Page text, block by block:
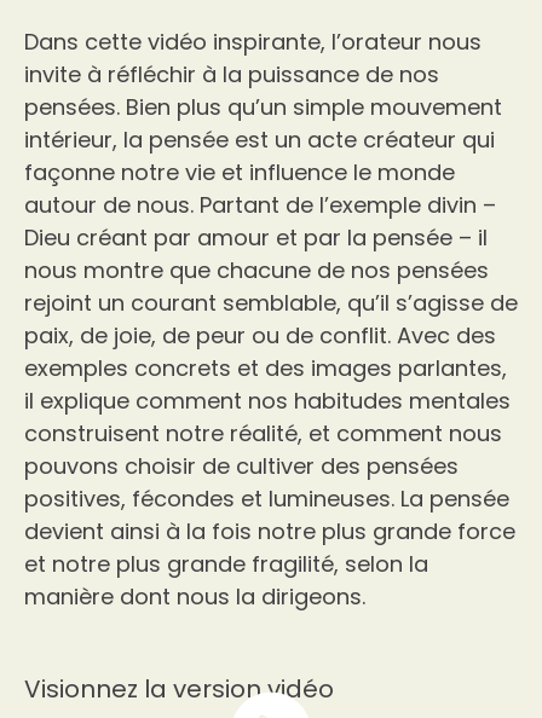
Dans cette vidéo inspirante, l’orateur nous
invite à réfléchir à la puissance de nos
pensées. Bien plus qu’un simple mouvement
intérieur, la pensée est un acte créateur qui
façonne notre vie et influence le monde
autour de nous. Partant de l’exemple divin –
Dieu créant par amour et par la pensée – il
nous montre que chacune de nos pensées
rejoint un courant semblable, qu’il s’agisse de
paix, de joie, de peur ou de conflit. Avec des
exemples concrets et des images parlantes,
il explique comment nos habitudes mentales
construisent notre réalité, et comment nous
pouvons choisir de cultiver des pensées
positives, fécondes et lumineuses. La pensée
devient ainsi à la fois notre plus grande force
et notre plus grande fragilité, selon la
manière dont nous la dirigeons.
Visionnez la version vidéo